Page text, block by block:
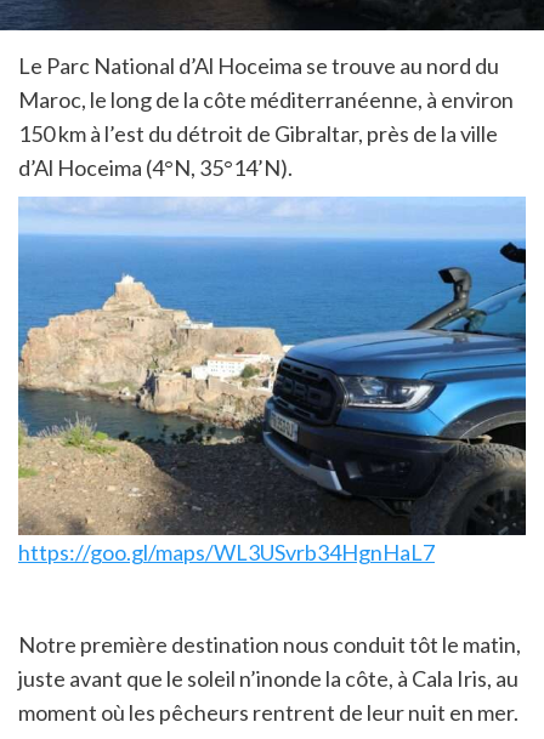
Le Parc National d’Al Hoceima se trouve au nord du
Maroc, le long de la côte méditerranéenne, à environ
150 km à l’est du détroit de Gibraltar, près de la ville
d’Al Hoceima (4°N, 35°14’N).
https://goo.gl/maps/WL3USvrb34HgnHaL7
Notre première destination nous conduit tôt le matin,
juste avant que le soleil n’inonde la côte, à Cala Iris, au
moment où les pêcheurs rentrent de leur nuit en mer.